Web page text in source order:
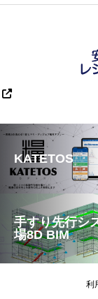
KATETOS
手すり先行シ
場8D BIM
利